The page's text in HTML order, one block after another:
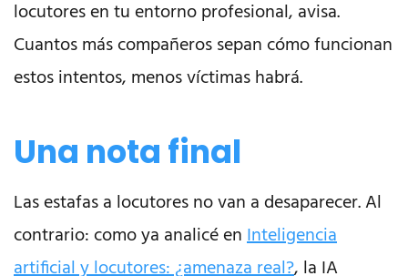
locutores en tu entorno profesional, avisa.
Cuantos más compañeros sepan cómo funcionan
estos intentos, menos víctimas habrá.
Una nota final
Las estafas a locutores no van a desaparecer. Al
contrario: como ya analicé enInteligencia
artificial y locutores: ¿amenaza real?, la IA